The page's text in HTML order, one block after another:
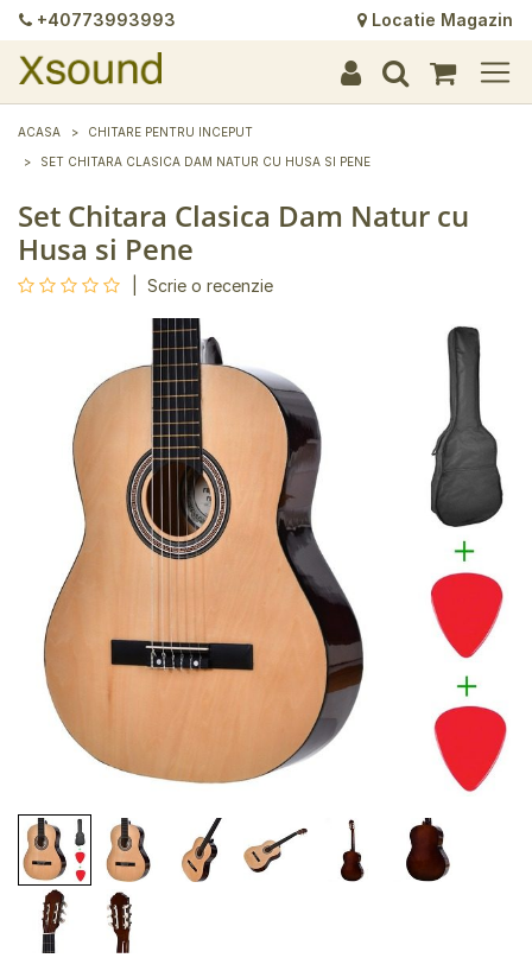
+40773993993 Locatie Magazin
+
+
+
+
+
+
+
+
+
+
+
+
+
+
ACASA CHITARE PENTRU INCEPUT
SET CHITARA CLASICA DAM NATUR CU HUSA SI PENE
Set Chitara Clasica Dam Natur cu
Husa si Pene
Scrie o recenzie